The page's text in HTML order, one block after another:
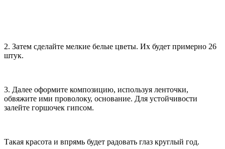
2. Затем сделайте мелкие белые цветы. Их будет примерно 26
штук.
3. Далее оформите композицию, используя ленточки,
обвяжите ими проволоку, основание. Для устойчивости
залейте горшочек гипсом.
Такая красота и впрямь будет радовать глаз круглый год.